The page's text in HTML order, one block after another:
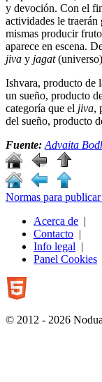
y devoción. Con el
actividades le
mismas producir
aparece en escena.
jiva y jagat
Ishvara, producto de
un sueño, producto
categoría que el jiva,
del sueño, producto
Fuente: Advaita
Normas para
Acerca de |
Contacto |
Info legal |
Panel Cookies
© 2012 - 2026